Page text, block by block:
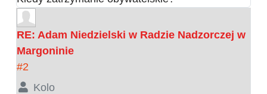
RE: Adam Niedzielski w Radzie Nadzorczej w
Margoninie
#2
Kolo